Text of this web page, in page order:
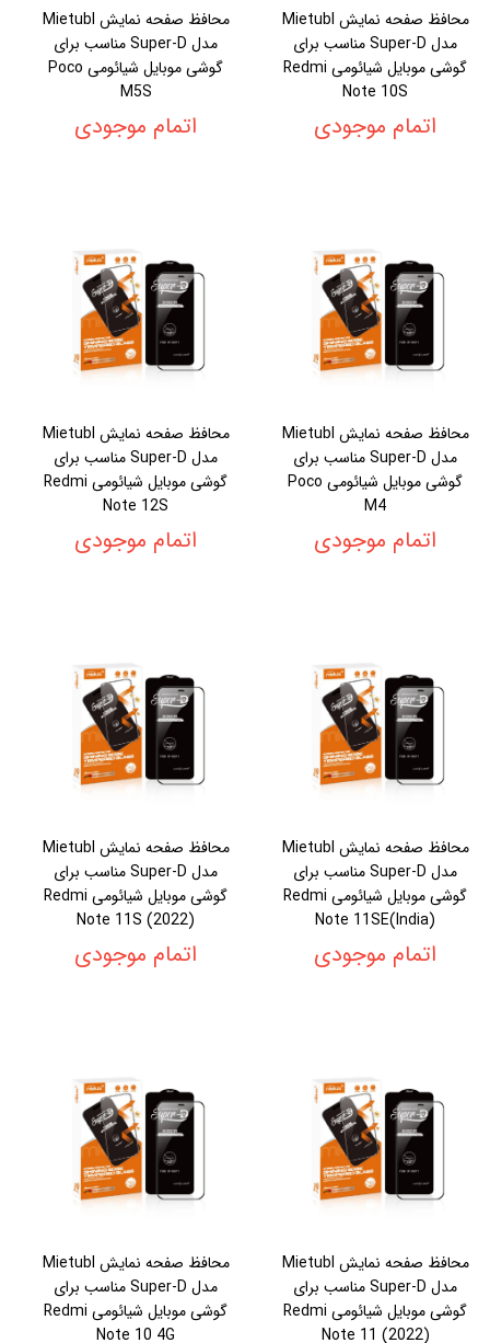
محافظ صفحه نمایش Mietubl
مدل Super-D مناسب برای
گوشی موبایل شیائومی Redmi
Note 10S
اتمام موجودی
محافظ صفحه نمایش Mietubl
مدل Super-D مناسب برای
گوشی موبایل شیائومی Poco
M5S
اتمام موجودی
محافظ صفحه نمایش Mietubl
مدل Super-D مناسب برای
گوشی موبایل شیائومی Poco
M4
اتمام موجودی
محافظ صفحه نمایش Mietubl
مدل Super-D مناسب برای
گوشی موبایل شیائومی Redmi
Note 12S
اتمام موجودی
محافظ صفحه نمایش Mietubl
مدل Super-D مناسب برای
گوشی موبایل شیائومی Redmi
Note 11SE(India)
اتمام موجودی
محافظ صفحه نمایش Mietubl
مدل Super-D مناسب برای
گوشی موبایل شیائومی Redmi
Note 11S (2022)
اتمام موجودی
محافظ صفحه نمایش Mietubl
مدل Super-D مناسب برای
گوشی موبایل شیائومی Redmi
Note 11 (2022)
محافظ صفحه نمایش Mietubl
مدل Super-D مناسب برای
گوشی موبایل شیائومی Redmi
Note 10 4G